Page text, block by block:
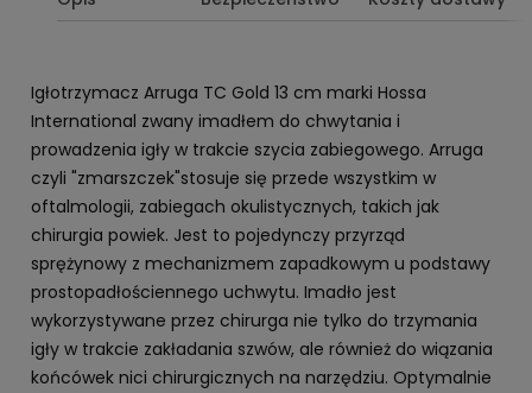
Igłotrzymacz Arruga TC Gold 13 cm marki Hossa
International zwany imadłem do chwytania i
prowadzenia igły w trakcie szycia zabiegowego. Arruga
czyli "zmarszczek"stosuje się przede wszystkim w
oftalmologii, zabiegach okulistycznych, takich jak
chirurgia powiek. Jest to pojedynczy przyrząd
sprężynowy z mechanizmem zapadkowym u podstawy
prostopadłościennego uchwytu. Imadło jest
wykorzystywane przez chirurga nie tylko do trzymania
igły w trakcie zakładania szwów, ale również do wiązania
końcówek nici chirurgicznych na narzędziu. Optymalnie